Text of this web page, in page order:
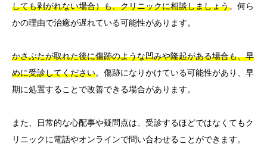
しても剥がれない場合）も、クリニックに相談しましょう。何ら
かの理由で治癒が遅れている可能性があります。
かさぶたが取れた後に傷跡のような凹みや隆起がある場合も、早
めに受診してください。傷跡になりかけている可能性があり、早
期に処置することで改善できる場合があります。
また、日常的な心配事や疑問点は、受診するほどではなくてもク
リニックに電話やオンラインで問い合わせることができます。